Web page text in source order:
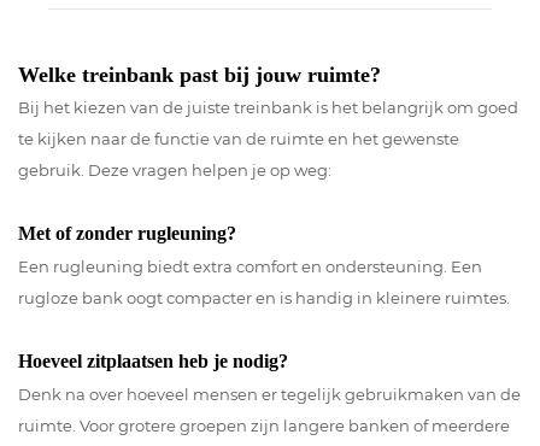
Welke treinbank past bij jouw ruimte?
Bij het kiezen van de juiste treinbank is het belangrijk om goed
te kijken naar de functie van de ruimte en het gewenste
gebruik. Deze vragen helpen je op weg:
Met of zonder rugleuning?
Een rugleuning biedt extra comfort en ondersteuning. Een
rugloze bank oogt compacter en is handig in kleinere ruimtes.
Hoeveel zitplaatsen heb je nodig?
Denk na over hoeveel mensen er tegelijk gebruikmaken van de
ruimte. Voor grotere groepen zijn langere banken of meerdere